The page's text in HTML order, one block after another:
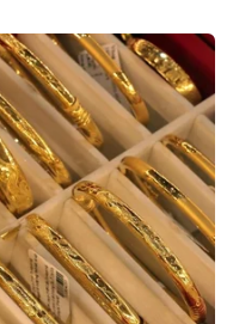
nhiệm hữu hạn
khu vực nghỉ đêm
Ninh) lúc 20 giờ 10